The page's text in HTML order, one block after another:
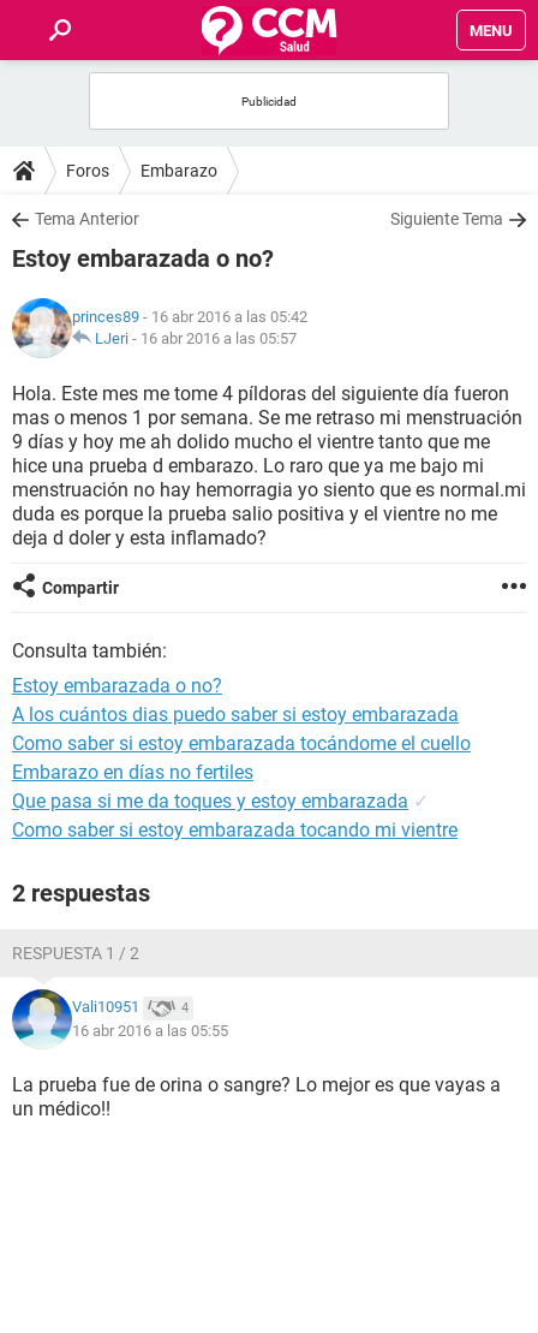
MENU
FOROS
SALUD
FAMILIA
NUTRICIÓN
BIENESTAR
SEXUALIDAD
GLOSARIO
Foros Embarazo
Tema Anterior Siguiente Tema
Estoy embarazada o no?
princes89 - 16 abr 2016 a las 05:42
LJeri - 16 abr 2016 a las 05:57
Hola. Este mes me tome 4 píldoras del siguiente día fueron
mas o menos 1 por semana. Se me retraso mi menstruación
9 días y hoy me ah dolido mucho el vientre tanto que me
hice una prueba d embarazo. Lo raro que ya me bajo mi
menstruación no hay hemorragia yo siento que es normal.mi
duda es porque la prueba salio positiva y el vientre no me
deja d doler y esta inflamado?
Compartir
Consulta también:
Estoy embarazada o no?
A los cuántos dias puedo saber si estoy embarazada
Como saber si estoy embarazada tocándome el cuello
Embarazo en días no fertiles
Que pasa si me da toques y estoy embarazada ✓
Como saber si estoy embarazada tocando mi vientre
2 respuestas
RESPUESTA 1 / 2
Vali10951 4
16 abr 2016 a las 05:55
La prueba fue de orina o sangre? Lo mejor es que vayas a
un médico!!